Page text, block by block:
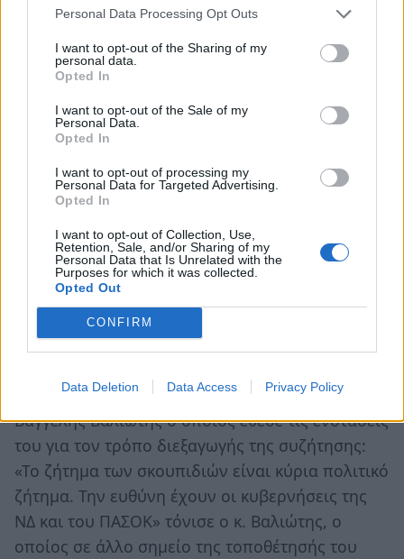
Personal Data Processing Opt Outs
I want to opt-out of the Sharing of my
personal data.
Opted In
I want to opt-out of the Sale of my
Personal Data.
Opted In
I want to opt-out of processing my
Personal Data for Targeted Advertising.
Opted In
I want to opt-out of Collection, Use,
Retention, Sale, and/or Sharing of my
Personal Data that Is Unrelated with the
Purposes for which it was collected.
Opted Out
CONFIRM
Data Deletion Data Access Privacy Policy
Συνεχίζουμε τις συζητήσεις μαζί τους»
Ακολούθησε φραστική αντιπαράθεση
Αργειτάκου-Φούρκα με αφορμή την αναφορά
του τελευταίου στην πιθανή αύξηση των
δημοτικών τελών: «Αποτελεί πολιτική απρέπεια
το ότι απειλούμε με αύξηση των τελών. Δεν το
θέλουμε ούτε εμείς» απάντησε ο Δήμαρχος
Σπάρτης.
ελάσσονος αντιπολίτευσης στο Δήμο Σπάρτης
Βαγγέλης Βαλιώτης ο οποίος έθεσε τις ενστάσεις
του για τον τρόπο διεξαγωγής της συζήτησης:
«Το ζήτημα των σκουπιδιών είναι κύρια πολιτικό
ζήτημα. Την ευθύνη έχουν οι κυβερνήσεις της
ΝΔ και του ΠΑΣΟΚ» τόνισε ο κ. Βαλιώτης, ο
οποίος σε άλλο σημείο της τοποθέτησής του